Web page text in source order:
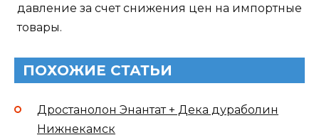
давление за счет снижения цен на импортные
товары.
ПОХОЖИЕ СТАТЬИ
Дростанолон Энантат + Дека дураболин
Нижнекамск